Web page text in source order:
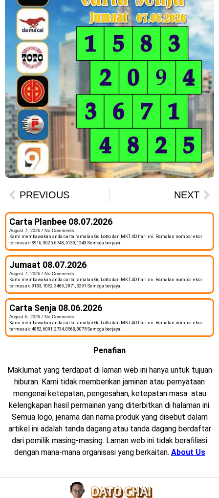
PREVIOUS NEXT
Carta Planbee 08.07.2026
August 7, 2026
No Comments
Kami membawakan anda carta ramalan Gd Lotto dan MKT 4D hari ini. Ramalan nombor ekor
termasuk: 8916, 3025, 6748, 5139, 1243 Semoga berjaya!
Jumaat 08.07.2026
August 7, 2026
No Comments
Kami membawakan anda carta ramalan Gd Lotto dan MKT 4D hari ini. Ramalan nombor ekor
termasuk: 9183, 7052, 3469, 2871, 3291 Semoga berjaya!
Carta Senja 08.06.2026
August 6, 2026
No Comments
Kami membawakan anda carta ramalan Gd Lotto dan MKT 4D hari ini. Ramalan nombor ekor
termasuk: 4852, 6091, 2734, 0568, 8075 Semoga berjaya!
Penafian
Maklumat yang terdapat di laman web ini hanya untuk tujuan
hiburan. Kami tidak memberikan jaminan atau pernyataan
mengenai ketepatan, pengesahan, ketepatan masa atau
kelengkapan hasil permainan yang diterbitkan di halaman ini.
Semua logo, jenama dan nama produk yang disebut dalam
artikel ini adalah tanda dagang atau tanda dagang berdaftar
dari pemilik masing-masing. Laman web ini tidak berafiliasi
dengan mana-mana organisasi yang berkaitan. About Us